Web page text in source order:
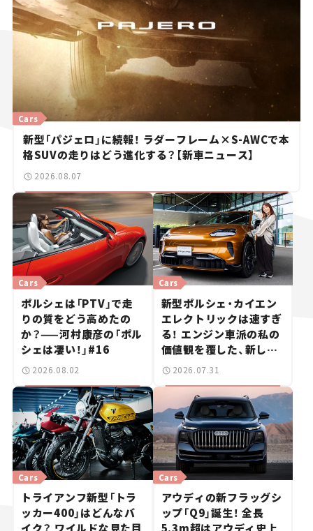
新型「パジェロ」に続報！ ラダーフレーム×S-AWCで本
格SUVの走りはどう進化する？【新車ニュース】
Cars
2026.08.07
ポルシェは「PTV」で走
りの質をどう高めたの
か？——河村康彦の「ポル
シェは凄い！」#16
Cars
2026.08.02
新型ポルシェ・カイエン
エレクトリックは速すぎ
る！ エンジン車派の私の
価値観を覆した、新しい
ポルシェの走り。
Cars
2026.07.31
トライアンフ新型「トラ
ッカー400」はどんなバ
イク？ ワイルドな見た目
Cars
アウディの新フラッグシ
ップ「Q9」誕生！ 全長
5.3m超はアウディ史上
Cars